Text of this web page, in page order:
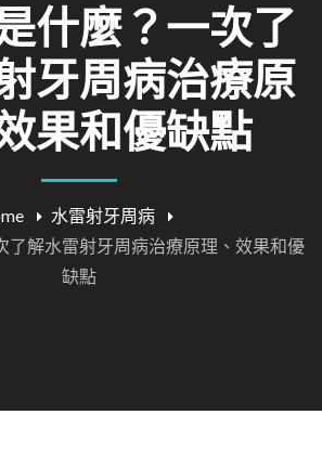
什麼？一次了
牙周病治療原
果和優缺點
水雷射牙周病
了解水雷射牙周病治療原理、效果和優
缺點